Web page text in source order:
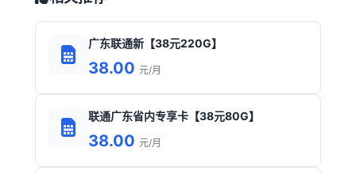
广东联通新【38元220G】
38.00 元/月
联通广东省内专享卡【38元80G】
38.00 元/月